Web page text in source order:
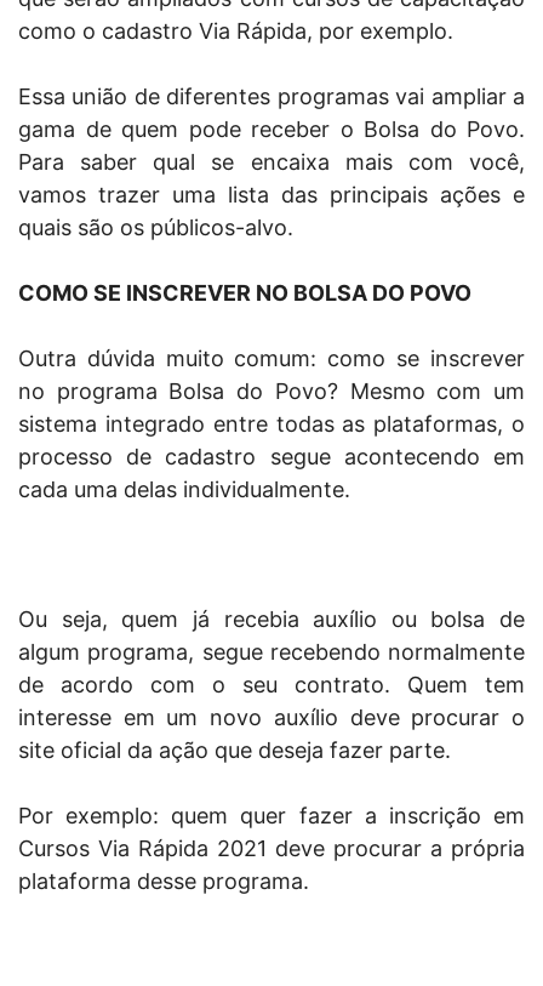
como o cadastro Via Rápida, por exemplo.
Essa união de diferentes programas vai ampliar a
gama de quem pode receber o Bolsa do Povo.
Para saber qual se encaixa mais com você,
vamos trazer uma lista das principais ações e
quais são os públicos-alvo.
COMO SE INSCREVER NO BOLSA DO POVO
Outra dúvida muito comum: como se inscrever
no programa Bolsa do Povo? Mesmo com um
sistema integrado entre todas as plataformas, o
processo de cadastro segue acontecendo em
cada uma delas individualmente.
Ou seja, quem já recebia auxílio ou bolsa de
algum programa, segue recebendo normalmente
de acordo com o seu contrato. Quem tem
interesse em um novo auxílio deve procurar o
site oficial da ação que deseja fazer parte.
Por exemplo: quem quer fazer a inscrição em
Cursos Via Rápida 2021 deve procurar a própria
plataforma desse programa.